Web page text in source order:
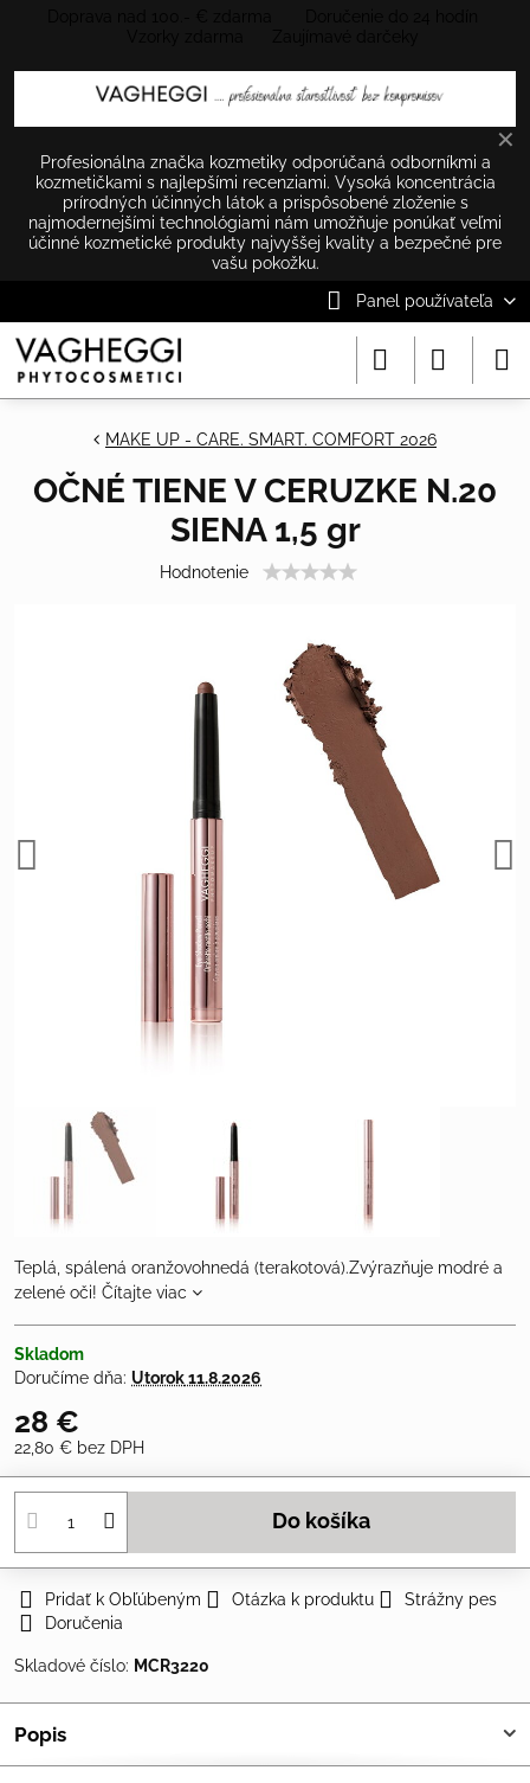
✕
Profesionálna značka kozmetiky odporúčaná odborníkmi a
kozmetičkami s najlepšími recenziami. Vysoká koncentrácia
prírodných účinných látok a prispôsobené zloženie s
najmodernejšími technológiami nám umožňuje ponúkať veľmi
účinné kozmetické produkty najvyššej kvality a bezpečné pre
vašu pokožku.
Panel používateľa
MAKE UP - CARE. SMART. COMFORT 2026
OČNÉ TIENE V CERUZKE N.20
SIENA 1,5 gr
Hodnotenie
Teplá, spálená oranžovohnedá (terakotová).Zvýrazňuje modré a
zelené oči! Čítajte viac
Skladom
Doručíme dňa: Utorok11.8.2026
28 €
22,80 € bez DPH
Do košíka
Pridať k Obľúbeným Otázka k produktu
Strážny pes
Doručenia
Skladové číslo: MCR3220
Popis